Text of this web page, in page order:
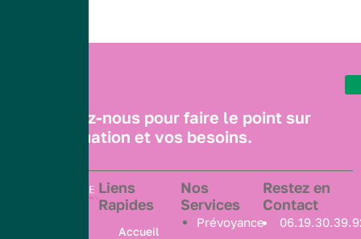
Contactez-nous pour faire le point sur
votre situation et vos besoins.
Liens
Rapides
Accueil
Nos
Services
Prévoyance
Restez en
Contact